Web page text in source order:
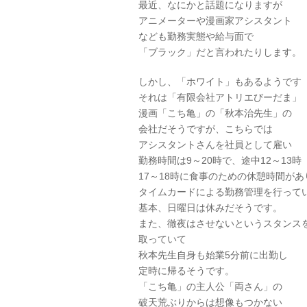
最近、なにかと話題になりますが
アニメーターや漫画家アシスタント
なども勤務実態や給与面で
「ブラック」だと言われたりします。
しかし、「ホワイト」もあるようです
それは「有限会社アトリエびーだま」
漫画「こち亀」の「秋本治先生」の
会社だそうですが、こちらでは
アシスタントさんを社員として雇い
勤務時間は9～20時で、途中12～13時
17～18時に食事のための休憩時間があ
タイムカードによる勤務管理を行って
基本、日曜日は休みだそうです。
また、徹夜はさせないというスタンス
取っていて
秋本先生自身も始業5分前に出勤し
定時に帰るそうです。
「こち亀」の主人公「両さん」の
破天荒ぶりからは想像もつかない